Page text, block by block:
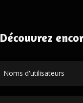
Découvrez
Noms d'utilisateurs